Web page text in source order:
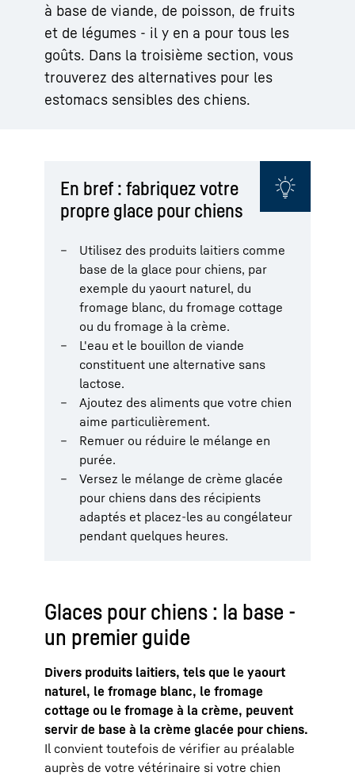
à base de viande, de poisson, de fruits
et de légumes - il y en a pour tous les
goûts. Dans la troisième section, vous
trouverez des alternatives pour les
estomacs sensibles des chiens.
En bref : fabriquez votre
propre glace pour chiens
Utilisez des produits laitiers comme
base de la glace pour chiens, par
exemple du yaourt naturel, du
fromage blanc, du fromage cottage
ou du fromage à la crème.
L'eau et le bouillon de viande
constituent une alternative sans
lactose.
Ajoutez des aliments que votre chien
aime particulièrement.
Remuer ou réduire le mélange en
purée.
Versez le mélange de crème glacée
pour chiens dans des récipients
adaptés et placez-les au congélateur
pendant quelques heures.
Glaces pour chiens : la base -
un premier guide
Divers produits laitiers, tels que le yaourt
naturel, le fromage blanc, le fromage
cottage ou le fromage à la crème, peuvent
servir de base à la crème glacée pour chiens.
Il convient toutefois de vérifier au préalable
auprès de votre vétérinaire si votre chien